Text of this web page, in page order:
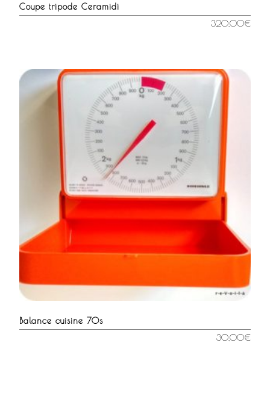
Coupe tripode Ceramidi
320,00€
Balance cuisine 70s
30,00€